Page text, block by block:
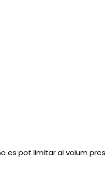
es pot limitar al volum